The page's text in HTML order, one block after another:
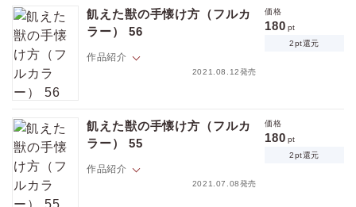
くて、マジメで、秘密主義者。音信不通になる事もしばしばで、ナゼか
理由を聞いても誤魔化されるので隆文は未だに弘樹のことがよくわから
ない。そんなある日、酔っぱらった弘樹に突然キス＆思わぬ告白をされ
てしまう！ 「俺 吸血鬼なんだ。そして多分もうお前も…」ちょっと待
て。弘樹が吸血鬼？ そして俺も？ イキナリそんな事言われても、思考が
追いつかないんですけど――！？【フィカス】
飢えた獣の手懐け方（フルカ
ラー） 56
作品紹介
2021.08.12発売
価格
180 pt
2pt還元
くて、マジメで、秘密主義者。音信不通になる事もしばしばで、ナゼか
理由を聞いても誤魔化されるので隆文は未だに弘樹のことがよくわから
ない。そんなある日、酔っぱらった弘樹に突然キス＆思わぬ告白をされ
てしまう！ 「俺 吸血鬼なんだ。そして多分もうお前も…」ちょっと待
て。弘樹が吸血鬼？ そして俺も？ イキナリそんな事言われても、思考が
追いつかないんですけど――！？【フィカス】
飢えた獣の手懐け方（フルカ
ラー） 55
作品紹介
2021.07.08発売
価格
180 pt
2pt還元